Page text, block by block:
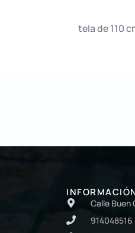
tela de 110
Calle Buen
914048516